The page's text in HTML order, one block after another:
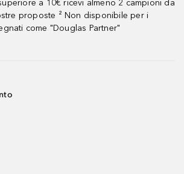
a 10€ ricevi almeno 2 campioni da
proposte ² Non disponibile per i
come "Douglas Partner"